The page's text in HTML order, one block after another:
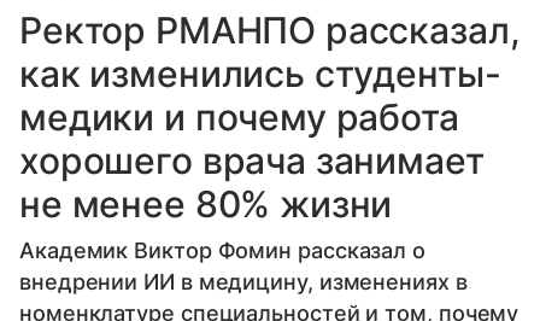
Ректор РМАНПО рассказал,
как изменились студенты-
медики и почему работа
хорошего врача занимает
не менее 80% жизни
Академик Виктор Фомин рассказал о
внедрении ИИ в медицину, изменениях в
номенклатуре специальностей и том, почему